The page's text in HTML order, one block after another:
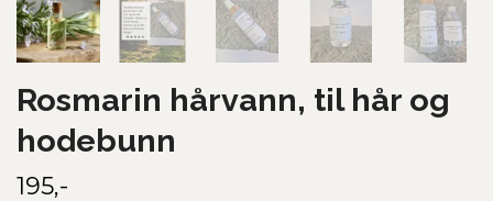
Rosmarin hårvann, til hår og
hodebunn
195,-